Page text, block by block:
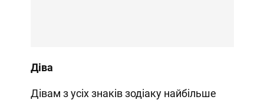
Діва
Дівам з усіх знаків зодіаку найбільше